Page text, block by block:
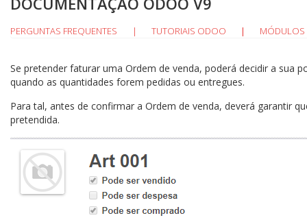
PERGUNTAS FREQUENTES | TUTORIAIS ODOO | MÓDULOS
Se pretender faturar uma Ordem de venda, poderá decidir a sua
quando as quantidades forem pedidas ou entregues.
Para tal, antes de confirmar a Ordem de venda, deverá garantir
pretendida.